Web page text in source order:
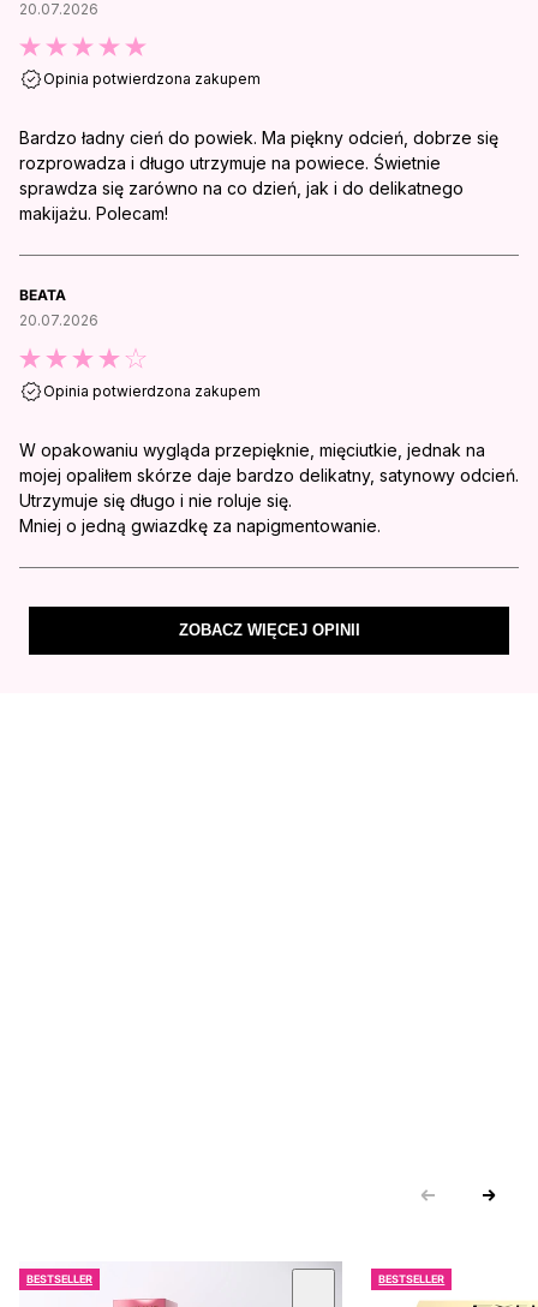
20.07.2026
Opinia potwierdzona zakupem
Bardzo ładny cień do powiek. Ma piękny odcień, dobrze się
rozprowadza i długo utrzymuje na powiece. Świetnie
sprawdza się zarówno na co dzień, jak i do delikatnego
makijażu. Polecam!
BEATA
20.07.2026
Opinia potwierdzona zakupem
W opakowaniu wygląda przepięknie, mięciutkie, jednak na
mojej opaliłem skórze daje bardzo delikatny, satynowy odcień.
Utrzymuje się długo i nie roluje się.
Mniej o jedną gwiazdkę za napigmentowanie.
ZOBACZ WIĘCEJ OPINII
BESTSELLER BESTSELLER